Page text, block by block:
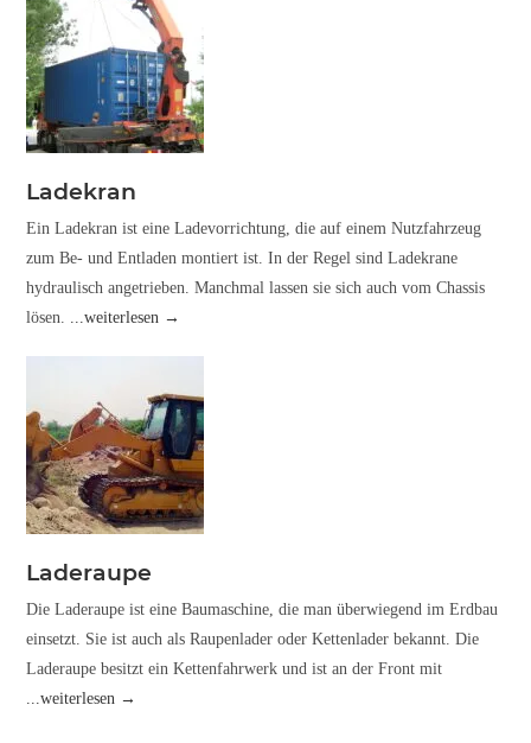
Ladekran
Ein Ladekran ist eine Ladevorrichtung, die auf einem Nutzfahrzeug
zum Be- und Entladen montiert ist. In der Regel sind Ladekrane
hydraulisch angetrieben. Manchmal lassen sie sich auch vom Chassis
lösen. ...weiterlesen →
Laderaupe
Die Laderaupe ist eine Baumaschine, die man überwiegend im Erdbau
einsetzt. Sie ist auch als Raupenlader oder Kettenlader bekannt. Die
Laderaupe besitzt ein Kettenfahrwerk und ist an der Front mit
...weiterlesen →